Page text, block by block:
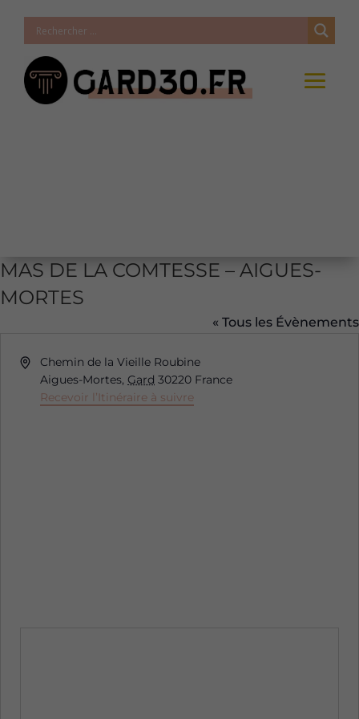
MAS DE LA COMTESSE – AIGUES-
MORTES
« Tous les Évènements
AdresseChemin de la Vieille Roubine
Aigues-Mortes, Gard 30220 France
Recevoir l’Itinéraire à suivre